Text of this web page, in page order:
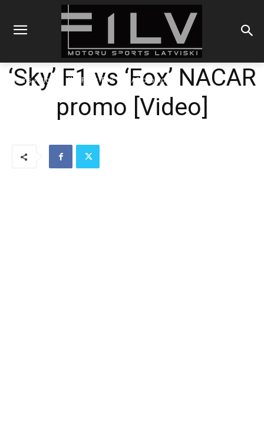
Sākums Blogs 'Sky' F1 vs 'Fox' NACAR promo
‘Sky’ F1 vs ‘Fox’ NACAR
promo [Video]